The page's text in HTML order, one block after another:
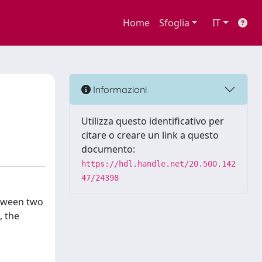
Home Sfoglia IT
two
the
Informazioni
Utilizza questo identificativo per
citare o creare un link a questo
documento:
https://hdl.handle.net/20.500.142
47/24398